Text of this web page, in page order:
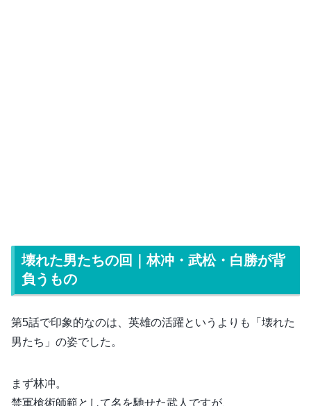
壊れた男たちの回｜林冲・武松・白勝が背
負うもの
第5話で印象的なのは、英雄の活躍というよりも「壊れた
男たち」の姿でした。
まず林冲。
禁軍槍術師範として名を馳せた武人ですが、